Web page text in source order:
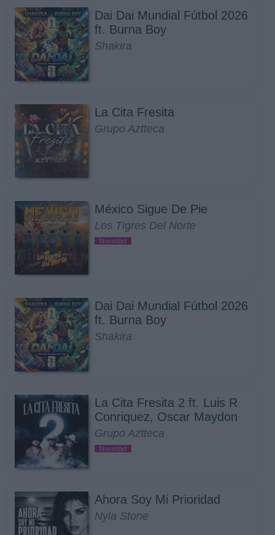
Dai Dai Mundial Fútbol 2026
ft. Burna Boy
Shakira
La Cita Fresita
Grupo Aztteca
México Sigue De Pie
Los Tigres Del Norte
Novedad
Dai Dai Mundial Fútbol 2026
ft. Burna Boy
Shakira
La Cita Fresita 2 ft. Luis R
Conriquez, Oscar Maydon
Grupo Aztteca
Novedad
Ahora Soy Mi Prioridad
Nyla Stone